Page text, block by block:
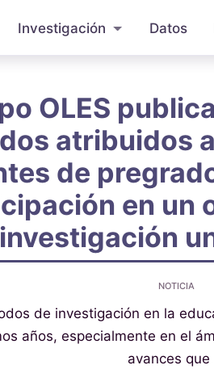
Investigación Datos
OLES
atribuidos
de
en un
investigación
NOTICIA
de investigación en la
años, especialmente en el
avances